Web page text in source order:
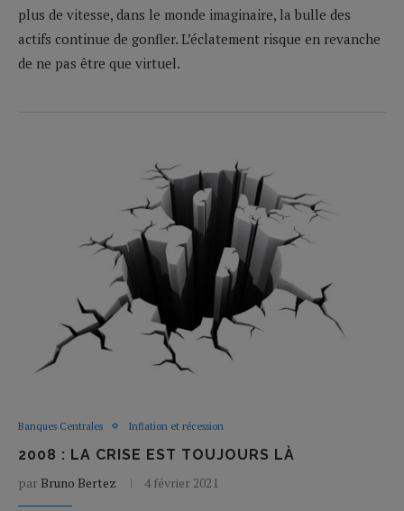
plus de vitesse, dans le monde imaginaire, la bulle des
actifs continue de gonfler. L’éclatement risque en revanche
de ne pas être que virtuel.
Banques Centrales Inflation et récession
2008 : LA CRISE EST TOUJOURS LÀ
par Bruno Bertez 4 février 2021